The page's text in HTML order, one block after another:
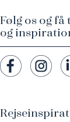
Følg os og få
og